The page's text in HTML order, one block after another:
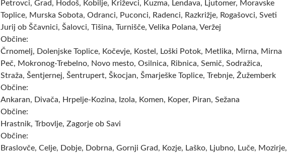
Petrovci, Grad, Hodoš, Kobilje, Križevci, Kuzma, Lendava, Ljutomer, Moravske
Toplice, Murska Sobota, Odranci, Puconci, Radenci, Razkrižje, Rogašovci, Sveti
Jurij ob Ščavnici, Šalovci, Tišina, Turnišče, Velika Polana, Veržej
Občine:
Črnomelj, Dolenjske Toplice, Kočevje, Kostel, Loški Potok, Metlika, Mirna, Mirna
Peč, Mokronog-Trebelno, Novo mesto, Osilnica, Ribnica, Semič, Sodražica,
Straža, Šentjernej, Šentrupert, Škocjan, Šmarješke Toplice, Trebnje, Žužemberk
Občine:
Ankaran, Divača, Hrpelje-Kozina, Izola, Komen, Koper, Piran, Sežana
Občine:
Hrastnik, Trbovlje, Zagorje ob Savi
Občine:
Braslovče, Celje, Dobje, Dobrna, Gornji Grad, Kozje, Laško, Ljubno, Luče, Mozirje,